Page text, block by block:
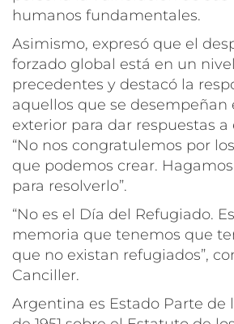
humanos fundamentales.
Asimismo, expresó que el
forzado global está en un
precedentes y destacó la
aquellos que se desempeñan
exterior para dar respuestas a
“No nos congratulemos por
que podemos crear.
para resolverlo”.
“No es el Día del Refugiado.
memoria que tenemos que
que no existan refugiados”,
Canciller.
Argentina es Estado Parte de